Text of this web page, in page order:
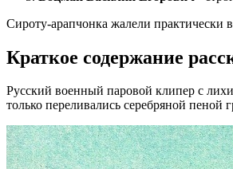
Сироту-арапчонка жалели практически
Краткое содержание
Русский военный паровой клипер с
только переливались серебряной